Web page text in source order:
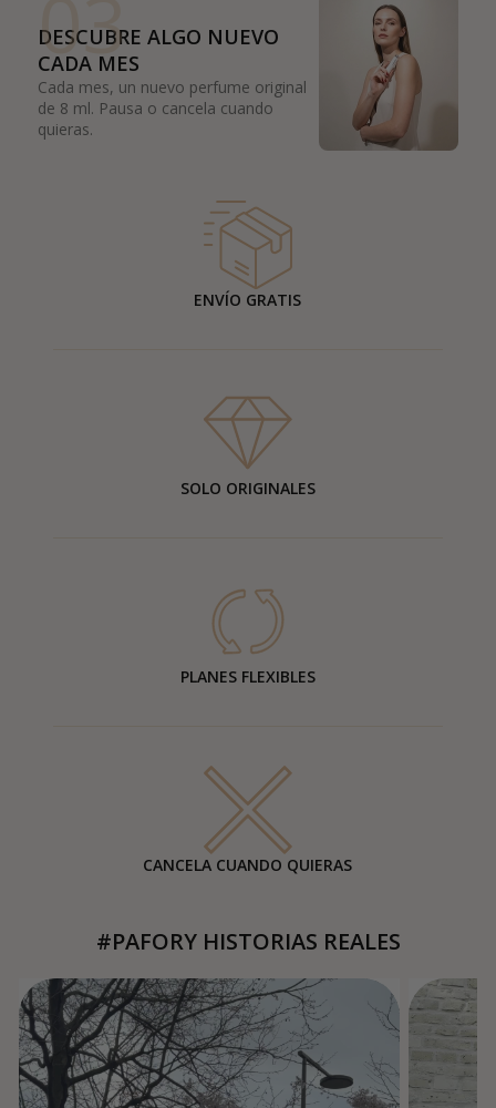
03
DESCUBRE ALGO NUEVO
CADA MES
Cada mes, un nuevo perfume original
de 8 ml. Pausa o cancela cuando
quieras.
ENVÍO GRATIS
SOLO ORIGINALES
PLANES FLEXIBLES
CANCELA CUANDO QUIERAS
#PAFORY HISTORIAS REALES